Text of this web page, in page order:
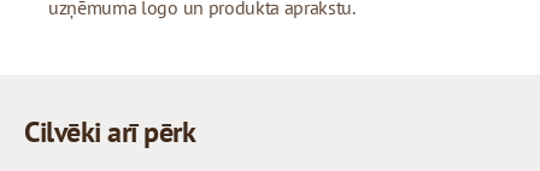
uzņēmuma logo un produkta aprakstu.
Cilvēki arī pērk